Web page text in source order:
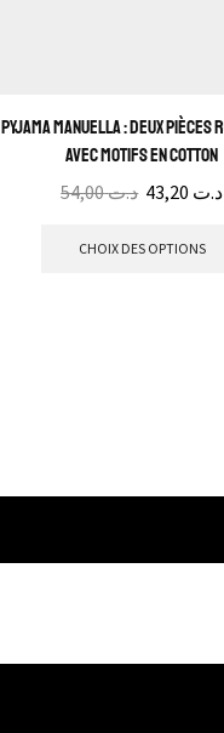
Pyjama Manuella : Deux pièces
avec motifs en cotton
د.ت54,00 د.ت
CHOIX DES OPTIONS